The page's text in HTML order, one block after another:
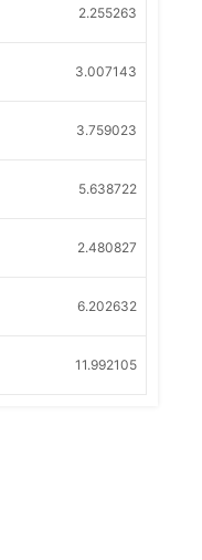
2.255263
3.007143
3.759023
5.638722
2.480827
6.202632
11.992105